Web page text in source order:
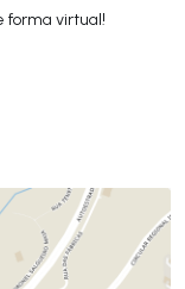
forma virtual!